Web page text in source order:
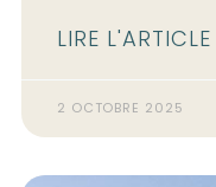
LIRE L'ARTICLE
2 OCTOBRE 2025